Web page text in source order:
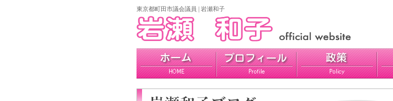
東京都町田市議会議員 | 岩瀬和子
プロフィール 政策 活動報告 ご意見